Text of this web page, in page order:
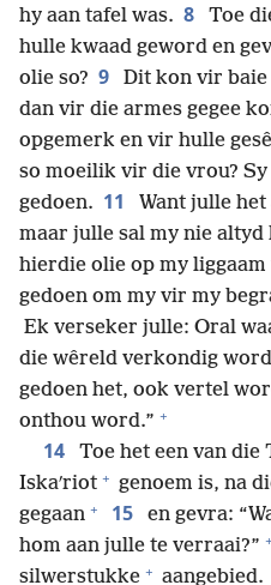
hy aan tafel was. 8
Toe
hulle kwaad geword en
olie so? 9
Dit kon vir
dan vir die armes gegee
opgemerk en vir hulle
so moeilik vir die vrou?
gedoen. 11 Want julle
maar julle sal my nie altyd
hierdie olie op my
gedoen om my vir my
Ek verseker julle: Oral
die wêreld verkondig
gedoen het, ook vertel
onthou word.” +
14
Toe het een van die
Iskaʹriot + genoem is, na
gegaan + 15
en gevra:
hom aan julle te verraai?” +
silwerstukke + aangebied.